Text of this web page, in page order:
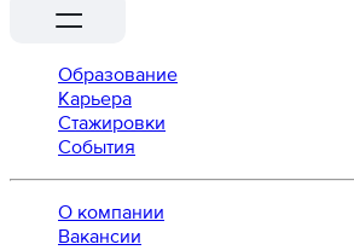
Образование
Карьера
Стажировки
События
О компании
Вaкансии